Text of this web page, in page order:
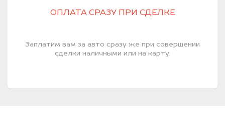
ОПЛАТА СРАЗУ ПРИ СДЕЛКЕ
Заплатим вам за авто сразу же при совершении
сделки наличными или на карту.